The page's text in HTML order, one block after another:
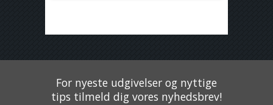
For nyeste udgivelser og nyttige
tips tilmeld dig vores nyhedsbrev!